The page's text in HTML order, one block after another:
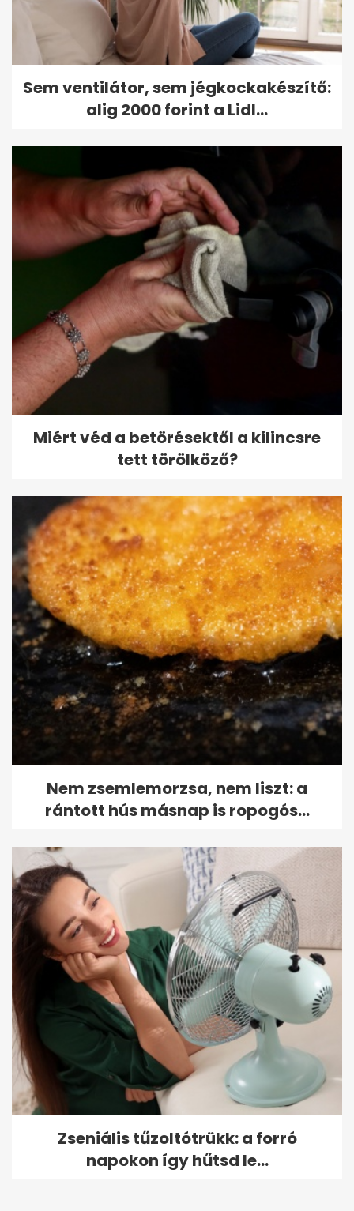
Sem ventilátor, sem jégkockakészítő:
alig 2000 forint a Lidl...
Miért véd a betörésektől a kilincsre
tett törölköző?
Nem zsemlemorzsa, nem liszt: a
rántott hús másnap is ropogós...
Zseniális tűzoltótrükk: a forró
napokon így hűtsd le...